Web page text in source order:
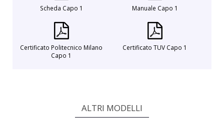
Scheda Capo 1 Manuale Capo 1
Certificato Politecnico Milano
Capo 1
Certificato TUV Capo 1
ALTRI MODELLI